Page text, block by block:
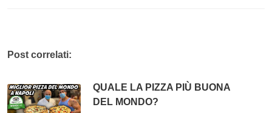
Post correlati:
QUALE LA PIZZA PIÙ BUONA
DEL MONDO?